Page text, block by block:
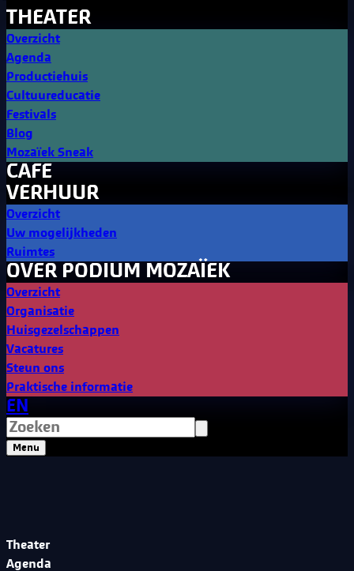
THEATER
Overzicht
Agenda
Productiehuis
Cultuureducatie
Festivals
Blog
Mozaïek Sneak
CAFE
VERHUUR
Overzicht
Uw mogelijkheden
Ruimtes
OVER PODIUM MOZAÏEK
Overzicht
Organisatie
Huisgezelschappen
Vacatures
Steun ons
Praktische informatie
EN
Menu
Theater
Agenda